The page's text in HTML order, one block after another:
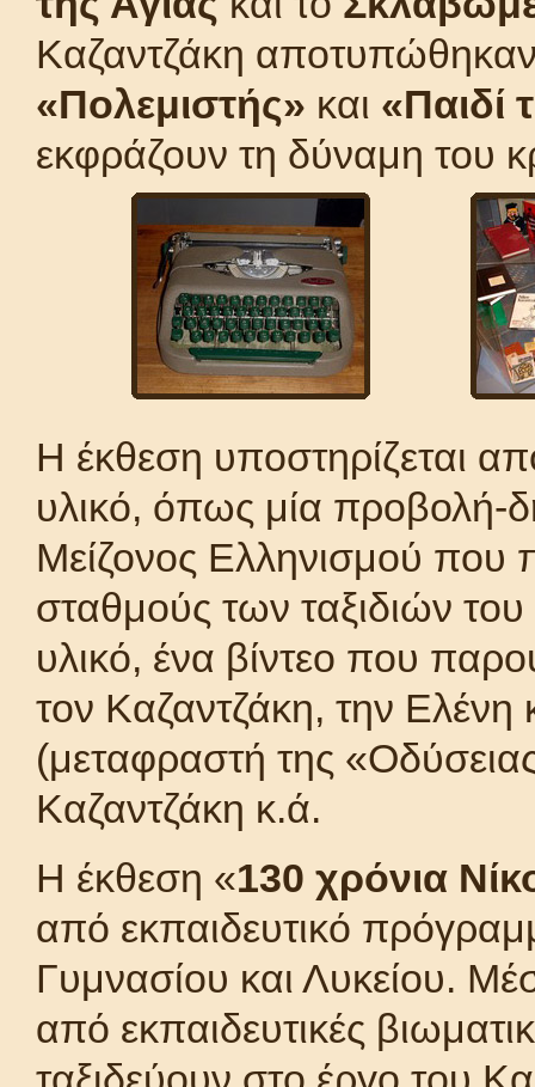
Καζαντζάκη
«Πολεμιστής» και «Παιδί
εκφράζουν τη δύναμη του
Η έκθεση υποστηρίζεται
υλικό, όπως μία προβολή-
Μείζονος Ελληνισμού που
σταθμούς των ταξιδιών
υλικό, ένα βίντεο που
τον Καζαντζάκη, την
(μεταφραστή της
Καζαντζάκη κ.ά.
Η έκθεση «130 χρόνια
από εκπαιδευτικό
Γυμνασίου και Λυκείου.
από εκπαιδευτικές